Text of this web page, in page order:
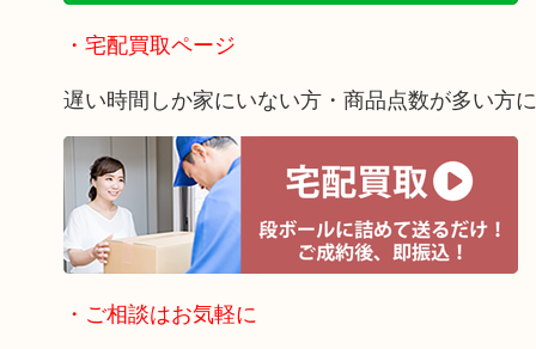
・宅配買取ページ
遅い時間しか家にいない方・商品点数が多い方
・ご相談はお気軽に